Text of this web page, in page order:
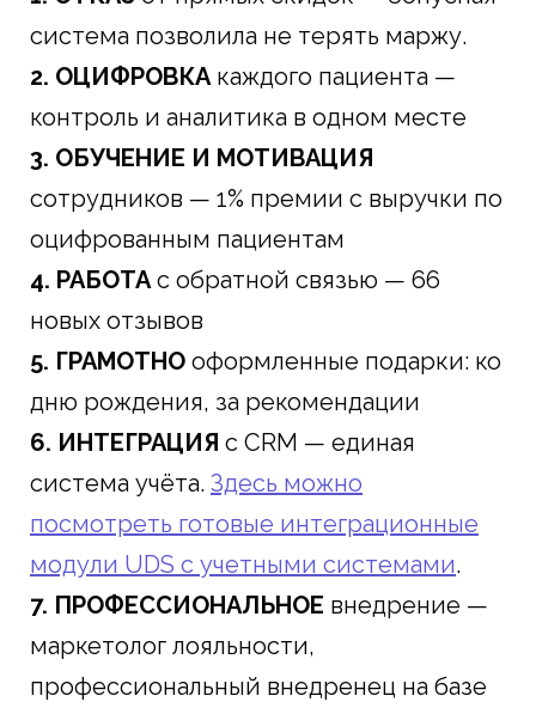
система позволила не терять маржу.
2. ОЦИФРОВКАкаждого пациента —
контроль и аналитика в одном месте
3. ОБУЧЕНИЕ И МОТИВАЦИЯ
сотрудников — 1% премии с выручки по
оцифрованным пациентам
4. РАБОТАс обратной связью — 66
новых отзывов
5. ГРАМОТНО оформленные подарки: ко
дню рождения, за рекомендации
6. ИНТЕГРАЦИЯ с CRM — единая
система учёта. Здесь можно
посмотреть готовые интеграционные
модули UDS с учетными системами.
7. ПРОФЕССИОНАЛЬНОЕ внедрение —
маркетолог лояльности,
профессиональный внедренец на базе